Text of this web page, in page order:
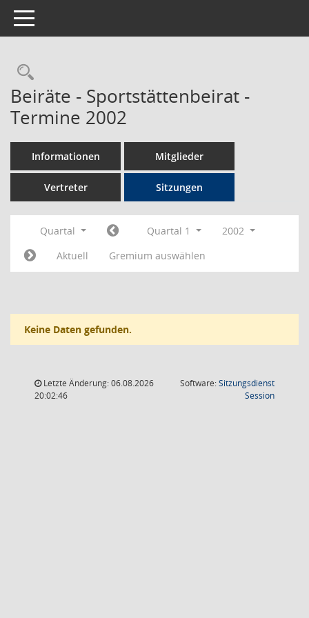
Toggle navigation
Rechercheauswahl
Beiräte - Sportstättenbeirat -
Termine 2002
Informationen Mitglieder
Vertreter Sitzungen
Quartal Quartal 1
2002
Aktuell
Gremium auswählen
Keine Daten gefunden.
Letzte Änderung: 06.08.2026
20:02:46
Software:Sitzungsdienst
Session(Wird in